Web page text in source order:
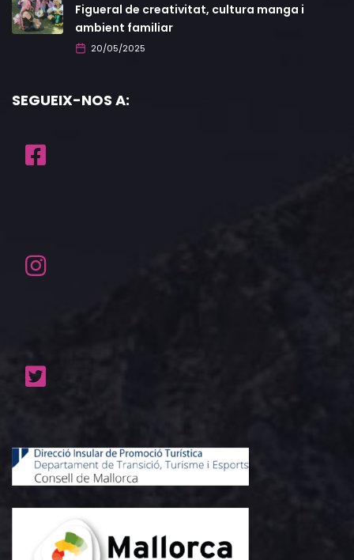
Figueral de creativitat, cultura manga i
ambient familiar
20/05/2025
SEGUEIX-NOS A: